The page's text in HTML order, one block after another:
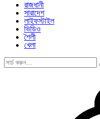
রাজধানী
সারাদেশ
লাইফস্টাইল
ভিডিও
শৈলী
খেলা